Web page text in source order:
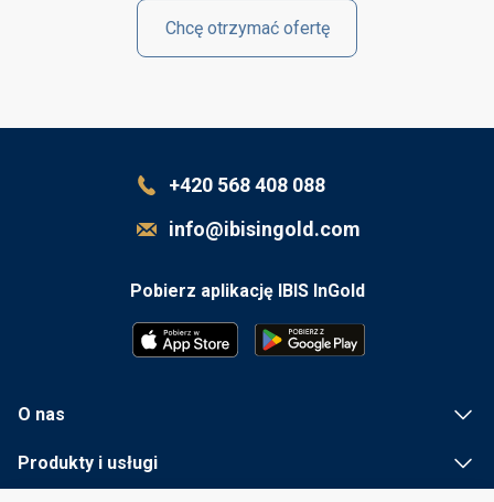
Chcę otrzymać ofertę
+420 568 408 088
info@ibisingold.com
Pobierz aplikację IBIS InGold
O nas
Produkty i usługi